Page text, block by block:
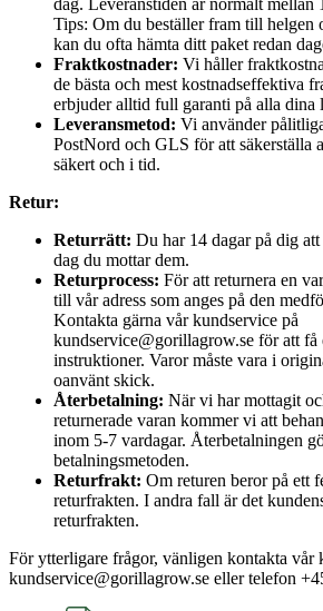
Tips: Om du beställer fram till helgen
kan du ofta hämta ditt paket redan
Fraktkostnader: Vi håller
de bästa och mest kostnadseffektiva
erbjuder alltid full garanti på alla dina
Leveransmetod: Vi använder
PostNord och GLS för att säkerställa
säkert och i tid.
Retur:
Returrätt: Du har 14 dagar på dig
dag du mottar dem.
Returprocess: För att returnera en
till vår adress som anges på den
Kontakta gärna vår kundservice på
kundservice@gorillagrow.se för att få
instruktioner. Varor måste vara i
oanvänt skick.
Återbetalning: När vi har mottagit
returnerade varan kommer vi att
inom 5-7 vardagar. Återbetalningen
betalningsmetoden.
Returfrakt: Om returen beror på ett
returfrakten. I andra fall är det
returfrakten.
För ytterligare frågor, vänligen kontakta vår
kundservice@gorillagrow.se eller telefon